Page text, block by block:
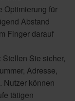
Optimierung für
Abstand
Finger darauf
Sie sicher,
Adresse,
Nutzer können
tätigen